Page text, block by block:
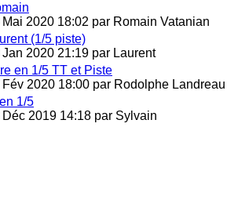
2020 18:02 par Romain Vatanian
(1/5 piste)
2020 21:19 par Laurent
en 1/5 TT et Piste
2020 18:00 par Rodolphe Landreau
1/5
2019 14:18 par Sylvain